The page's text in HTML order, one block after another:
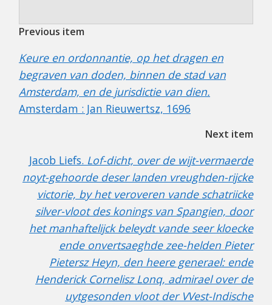
Previous item
Keure en ordonnantie, op het dragen en
begraven van doden, binnen de stad van
Amsterdam, en de jurisdictie van dien.
Amsterdam : Jan Rieuwertsz, 1696
Next item
Jacob Liefs. Lof-dicht, over de wijt-vermaerde
noyt-gehoorde deser landen vreughden-rijcke
victorie, by het veroveren vande schatriicke
silver-vloot des konings van Spangien, door
het manhaftelijck beleydt vande seer kloecke
ende onvertsaeghde zee-helden Pieter
Pietersz Heyn, den heere generael: ende
Henderick Cornelisz Lonq, admirael over de
uytgesonden vloot der VVest-Indische